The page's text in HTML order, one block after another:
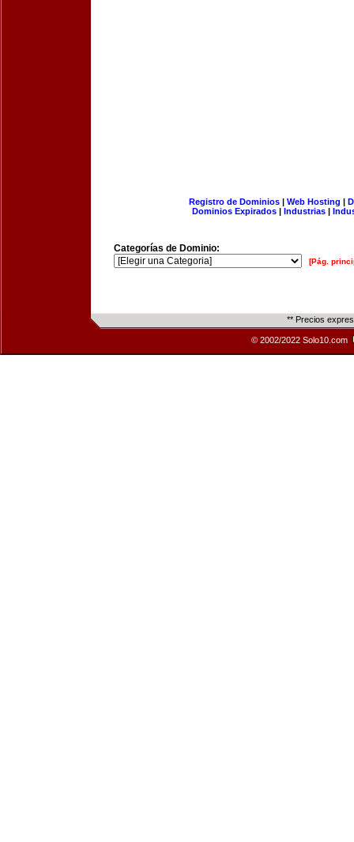
Registro de Dominios| Web Hosting |
Dominios Expirados | Industrias |
Categorías de Dominio:
[Pág.
** Precios
© 2002/2022 Solo10.com